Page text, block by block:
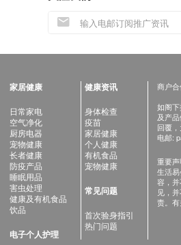
家居健康
日常家电
空气净化
厨房电器
宠物健康
长者健康
防疫产品
睡眠用品
害虫处理
健康及有机食品
饮品
电子个人护理
健康资讯
身体检查
疫苗
家居健康
个人健康
有机食品
宠物健康
常见问题
首次验身指引
热门问题
商户
如阁
及产
回覆
电邮:
重要声
生活
容，
见，
责。有